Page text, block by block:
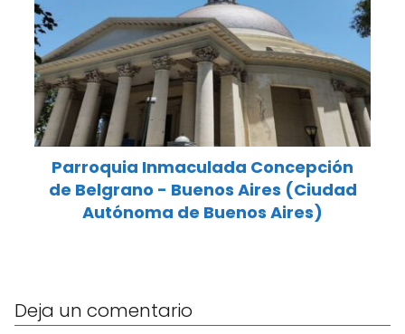
Parroquia Inmaculada Concepción
de Belgrano - Buenos Aires (Ciudad
Autónoma de Buenos Aires)
Deja un comentario